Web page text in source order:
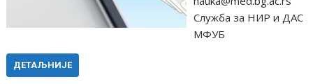
Служба за НИР и ДАС
МФУБ
ДЕТАЉНИЈЕ